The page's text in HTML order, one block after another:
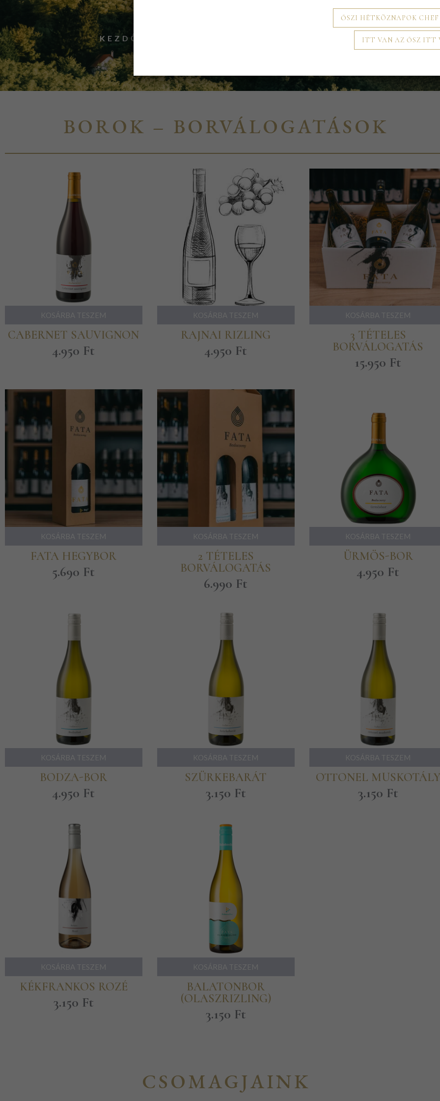
KEZDŐLAP / “FATA PINCE” CÍMKÉVEL RENDELKEZŐ
BOROK – BORVÁLOGATÁSOK
KOSÁRBA TESZEM
CABERNET SAUVIGNON
4.950 Ft
KOSÁRBA TESZEM
RAJNAI RIZLING
4.950 Ft
KOSÁRBA TESZEM
3 TÉTELES
BORVÁLOGATÁS
15.950 Ft
KOSÁRBA TESZEM
FATA HEGYBOR
5.690 Ft
KOSÁRBA TESZEM
2 TÉTELES
BORVÁLOGATÁS
6.990 Ft
KOSÁRBA TESZEM
ÜRMÖS-BOR
4.950 Ft
KOSÁRBA TESZEM
BODZA-BOR
4.950 Ft
KOSÁRBA TESZEM
SZÜRKEBARÁT
3.150 Ft
KOSÁRBA TESZEM
OTTONEL MUSKOTÁLY
3.150 Ft
KOSÁRBA TESZEM
KÉKFRANKOS ROZÉ
3.150 Ft
KOSÁRBA TESZEM
BALATONBOR
(OLASZRIZLING)
3.150 Ft
CSOMAGJAINK
ŐSZI HÉTKÖZNAPOK
ITT VAN AZ ŐSZ ITT